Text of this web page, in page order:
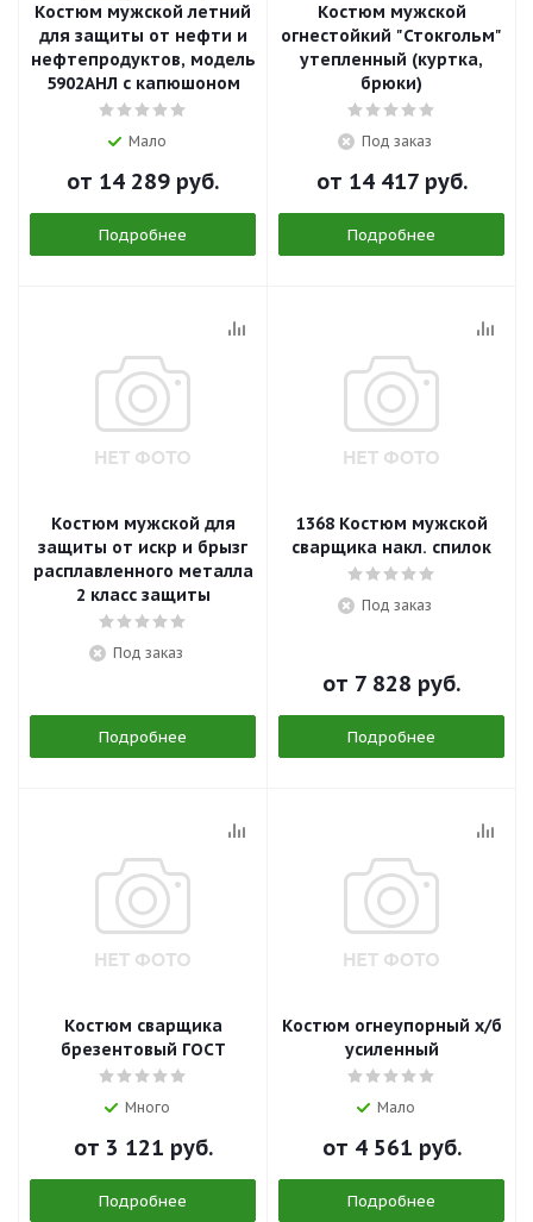
Костюм мужской летний
для защиты от нефти и
нефтепродуктов, модель
5902АНЛ с капюшоном
Мало
от 14 289 руб.
Подробнее
Костюм мужской
огнестойкий "Стокгольм"
утепленный (куртка,
брюки)
Под заказ
от 14 417 руб.
Подробнее
Костюм мужской для
защиты от искр и брызг
расплавленного металла
2 класс защиты
Под заказ
Подробнее
1368 Костюм мужской
сварщика накл. спилок
Под заказ
от 7 828 руб.
Подробнее
Костюм сварщика
брезентовый ГОСТ
Много
от 3 121 руб.
Подробнее
Костюм огнеупорный х/б
усиленный
Мало
от 4 561 руб.
Подробнее